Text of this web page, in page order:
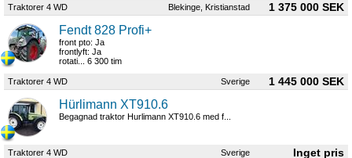
Traktorer 4 WD Blekinge, Kristianstad 1 375 000 SEK
Fendt 828 Profi+
front pto: Ja
frontlyft: Ja
rotati... 6 300 tim
Traktorer 4 WD Sverige 1 445 000 SEK
Hürlimann XT910.6
Begagnad traktor Hurlimann XT910.6 med f...
Traktorer 4 WD Sverige